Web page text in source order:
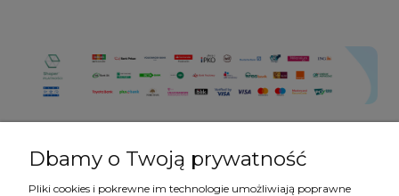
Dbamy o Twoją prywatność
Pliki cookies i pokrewne im technologie umożliwiają poprawne